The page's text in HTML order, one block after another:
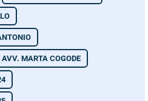
AVV. MARTA COGODE